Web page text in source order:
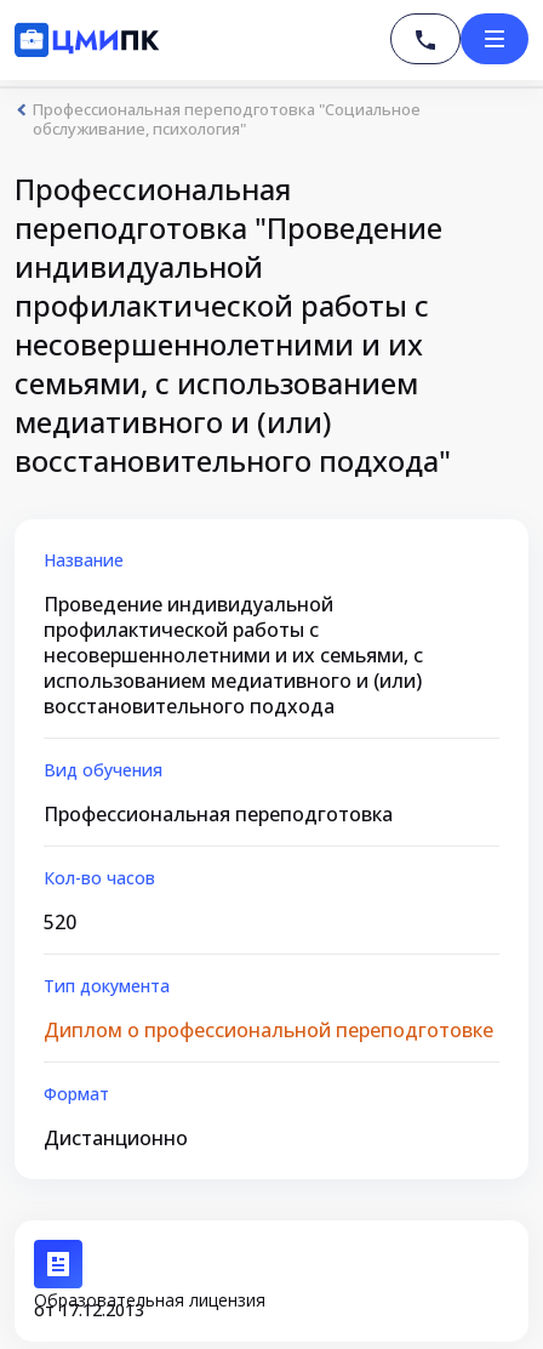
Профессиональная переподготовка "Социальное
обслуживание, психология"
Профессиональная
переподготовка "Проведение
индивидуальной
профилактической работы с
несовершеннолетними и их
семьями, с использованием
медиативного и (или)
восстановительного подхода"
Название
Проведение индивидуальной
профилактической работы с
несовершеннолетними и их семьями, с
использованием медиативного и (или)
восстановительного подхода
Вид обучения
Профессиональная переподготовка
Кол-во часов
520
Тип документа
Диплом о профессиональной переподготовке
Формат
Дистанционно
Образовательная лицензия
от 17.12.2013